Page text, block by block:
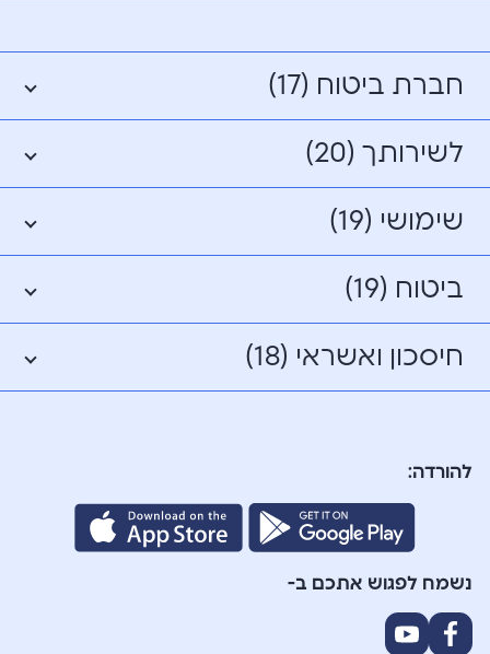
חברת ביטוח (17)
לשירותך (20)
שימושי (19)
ביטוח (19)
חיסכון ואשראי (18)
להורדה:
נשמח לפגוש אתכם ב-